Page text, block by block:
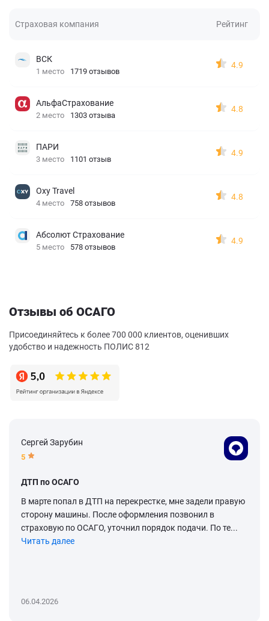
Страховая компания Рейтинг
ВСК
1 место 1719 отзывов
4.9
АльфаСтрахование
2 место 1303 отзыва
4.8
ПАРИ
3 место 1101 отзыв
4.9
Oxy Travel
4 место 758 отзывов
4.8
Абсолют Страхование
5 место 578 отзывов
4.9
Отзывы об ОСАГО
Присоединяйтесь к более 700 000 клиентов, оценивших
удобство и надежность ПОЛИС 812
Сергей Зарубин
5
ДТП по ОСАГО
В марте попал в ДТП на перекрестке, мне задели правую
сторону машины. После оформления позвонил в
страховую по ОСАГО, уточнил порядок подачи. По те...
Читать далее
06.04.2026